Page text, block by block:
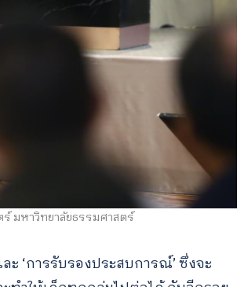
มหาวิทยาลัยธรรมศาสตร์
‘การรับรองประสบการณ์’ ซึ่งจะ